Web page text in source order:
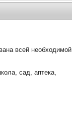
всей необходимой
сад, аптека,